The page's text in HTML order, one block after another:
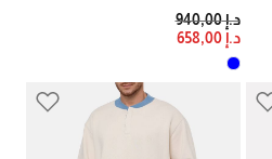
PRICE REDUCED FROM
د.إ 940,00
TO
د.إ 658,00